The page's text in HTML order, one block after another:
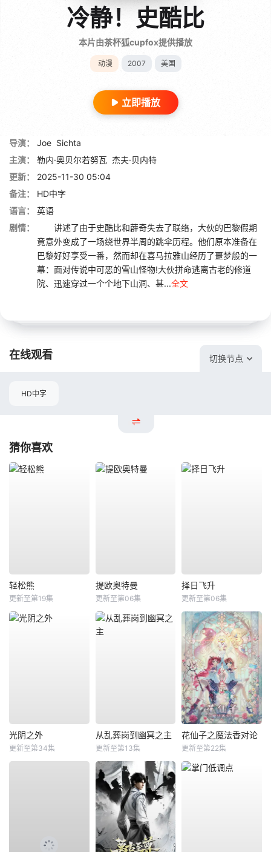
冷静！史酷比
本片由茶杯狐cupfox提供播放
动漫 2007 美国
立即播放
导演： Joe Sichta
主演：
勒内·奥贝尔若努瓦 杰夫·贝内特
更新：
2025-11-30 05:04
备注：
HD中字
语言：
英语
剧情：
讲述了由于史酷比和薜奇失去了联络，大伙的巴黎假期
竟意外变成了一场绕世界半周的跳伞历程。他们原本准备在
巴黎好好享受一番，然而却在喜马拉雅山经历了噩梦般的一
幕：面对传说中可恶的雪山怪物!大伙拼命逃离古老的修道
院、迅速穿过一个个地下山洞、甚...全文
在线观看 切换节点
HD中字
猜你喜欢
轻松熊
更新至第19集
提欧奥特曼
更新至第06集
择日飞升
更新至第06集
光阴之外
更新至第34集
从乱葬岗到幽冥之主
更新至第13集
花仙子之魔法香对论
更新至第22集